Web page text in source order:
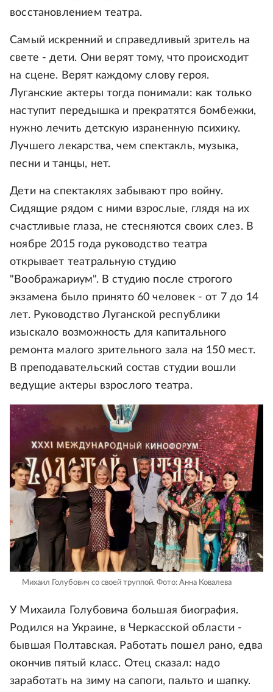
восстановлением театра.
Самый искренний и справедливый зритель на
свете - дети. Они верят тому, что происходит
на сцене. Верят каждому слову героя.
Луганские актеры тогда понимали: как только
наступит передышка и прекратятся бомбежки,
нужно лечить детскую израненную психику.
Лучшего лекарства, чем спектакль, музыка,
песни и танцы, нет.
Дети на спектаклях забывают про войну.
Сидящие рядом с ними взрослые, глядя на их
счастливые глаза, не стесняются своих слез. В
ноябре 2015 года руководство театра
открывает театральную студию
"Воображариум". В студию после строгого
экзамена было принято 60 человек - от 7 до 14
лет. Руководство Луганской республики
изыскало возможность для капитального
ремонта малого зрительного зала на 150 мест.
В преподавательский состав студии вошли
ведущие актеры взрослого театра.
Михаил Голубович со своей труппой. Фото: Анна Ковалева
У Михаила Голубовича большая биография.
Родился на Украине, в Черкасской области -
бывшая Полтавская. Работать пошел рано, едва
окончив пятый класс. Отец сказал: надо
заработать на зиму на сапоги, пальто и шапку.